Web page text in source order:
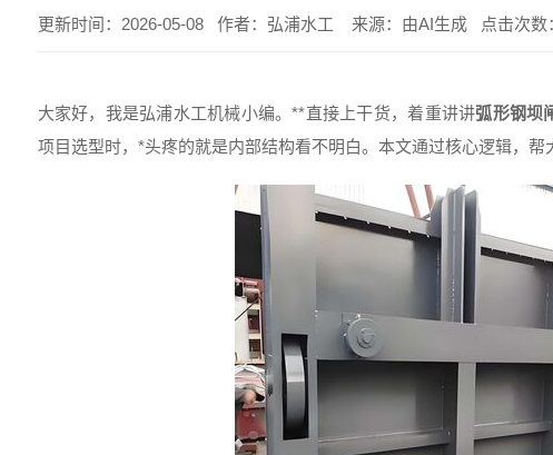
更新时间：2026-05-08 作者：弘浦水工 来源：由AI生成 点击次数
大家好，我是弘浦水工机械小编。**直接上干货，着重讲讲弧形钢坝
项目选型时，*头疼的就是内部结构看不明白。本文通过核心逻辑，帮